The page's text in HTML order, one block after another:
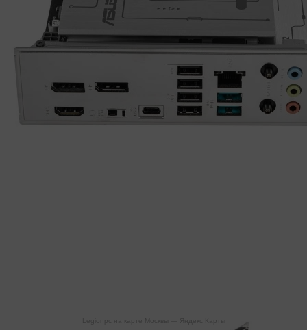
Legionpc на карте Москвы — Яндекс Карты